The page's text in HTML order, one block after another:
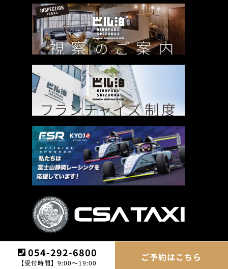
054-292-6800
【受付時間】9:00～19:00 ご予約はこちら
©BIRUPAKU.All Rights Reserved.